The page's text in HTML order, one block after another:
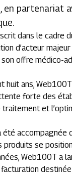
en partenariat
dans le cadre
d’acteur
offre médico-
huit ans,
forte des
et
accompagnée
produits se
Web100T a